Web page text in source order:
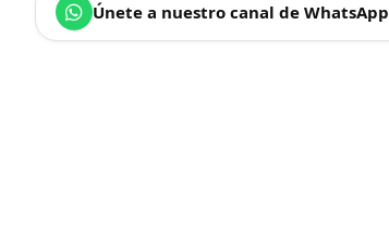
Únete a nuestro canal de WhatsApp